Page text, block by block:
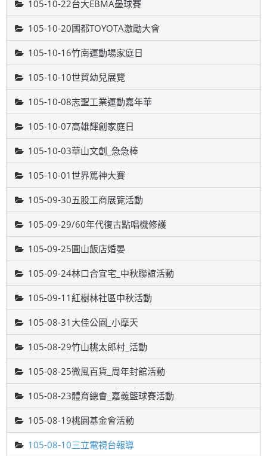
105-10-22台大EBMA壘球賽
105-10-20國都TOYOTA激勵大會
105-10-16竹南運動場家庭日
105-10-10世貿幼兒展覽
105-10-08志聖工業運動嘉年華
105-10-07高雄輝創家庭日
105-10-03華山文創_急急棒
105-10-01世界篤神大賽
105-09-30五股工商展覽活動
105-09-29/60年代復古點唱機修護
105-09-25圓山飯店婚晏
105-09-24林口合宜宅_中秋聯誼活動
105-09-11紅樹林社區中秋活動
105-08-31大佳公園_小摩天
105-08-29竹山桃太郎村_活動
105-08-25微風百貨_周年封館活動
105-08-23體育總會_嘉義籃球賽活動
105-08-19桃園基金會活動
105-08-10三立電視台報導